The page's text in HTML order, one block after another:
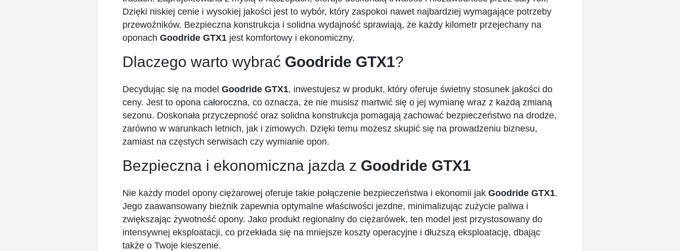
Dzięki niskiej cenie i wysokiej jakości jest to wybór, który zaspokoi nawet najbardziej wymagające potrzeby
przewoźników. Bezpieczna konstrukcja i solidna wydajność sprawiają, że każdy kilometr przejechany na
oponach Goodride GTX1 jest komfortowy i ekonomiczny.
Dlaczego warto wybrać Goodride GTX1?
Decydując się na model Goodride GTX1, inwestujesz w produkt, który oferuje świetny stosunek jakości do
ceny. Jest to opona całoroczna, co oznacza, że nie musisz martwić się o jej wymianę wraz z każdą zmianą
sezonu. Doskonała przyczepność oraz solidna konstrukcja pomagają zachować bezpieczeństwo na drodze,
zarówno w warunkach letnich, jak i zimowych. Dzięki temu możesz skupić się na prowadzeniu biznesu,
zamiast na częstych serwisach czy wymianie opon.
Bezpieczna i ekonomiczna jazda z Goodride GTX1
Nie każdy model opony ciężarowej oferuje takie połączenie bezpieczeństwa i ekonomii jak Goodride GTX1.
Jego zaawansowany bieżnik zapewnia optymalne właściwości jezdne, minimalizując zużycie paliwa i
zwiększając żywotność opony. Jako produkt regionalny do ciężarówek, ten model jest przystosowany do
intensywnej eksploatacji, co przekłada się na mniejsze koszty operacyjne i dłuższą eksploatację, dbając
także o Twoje kieszenie.